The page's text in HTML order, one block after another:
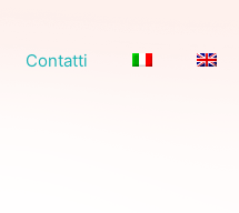
Contatti